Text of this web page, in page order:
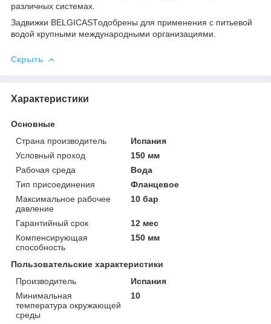
различных системах.
Задвижки BELGICASTодобрены для применения с питьевой
водой крупными международными организациями.
Скрыть
Характеристики
Основные
Страна производитель
Испания
Условный проход
150 мм
Рабочая среда
Вода
Тип присоединения
Фланцевое
Максимальное рабочее
давление
10 бар
Гарантийный срок
12 мес
Компенсирующая
способность
150 мм
Пользовательские характеристики
Производитель
Испания
Минимальная
температура окружающей
среды
10